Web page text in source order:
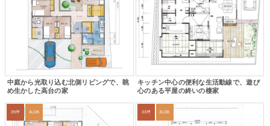
中庭から光取り込む北側リビングで、眺
め生かした高台の家
キッチン中心の便利な生活動線で、遊び
心のある平屋の終いの棲家
39坪 4LDK 33坪 3LDK